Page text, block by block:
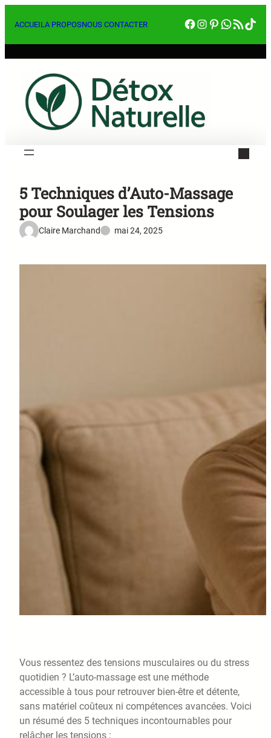
auACCUEILA PROPOSNOUS CONTACTER Facebook
Instagram
Pinterest
RSS Feed
5 Techniques d’Auto-Massage
pour Soulager les Tensions
Claire Marchand mai 24, 2025
Vous ressentez des tensions musculaires ou du stress
quotidien ? L’auto-massage est une méthode
accessible à tous pour retrouver bien-être et détente,
sans matériel coûteux ni compétences avancées. Voici
un résumé des 5 techniques incontournables pour
relâcher les tensions :